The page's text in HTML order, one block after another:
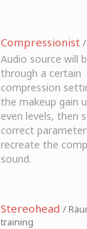
Compressionist
Audio source will
through a certain
compression
the makeup gain
even levels, then
correct
recreate the
sound.
Stereohead /
training